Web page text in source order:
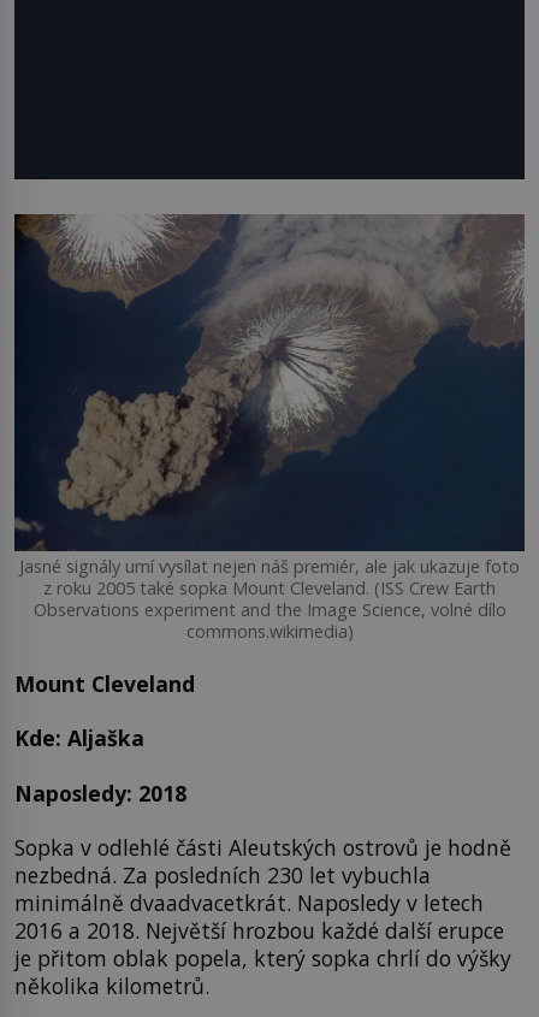
Jasné signály umí vysílat nejen náš premiér, ale jak ukazuje foto
z roku 2005 také sopka Mount Cleveland. (ISS Crew Earth
Observations experiment and the Image Science, volné dílo
commons.wikimedia)
Mount Cleveland
Kde: Aljaška
Naposledy: 2018
Sopka v odlehlé části Aleutských ostrovů je hodně
nezbedná. Za posledních 230 let vybuchla
minimálně dvaadvacetkrát. Naposledy v letech
2016 a 2018. Největší hrozbou každé další erupce
je přitom oblak popela, který sopka chrlí do výšky
několika kilometrů.